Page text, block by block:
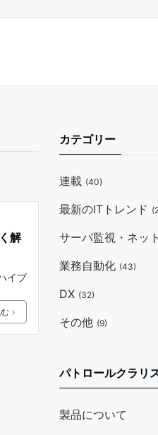
解
イブ
カテゴリー
連載 (40)
最新のITトレンド
サーバ監視・ネッ
業務自動化 (43)
DX (32)
その他 (9)
パトロールクラリ
製品について